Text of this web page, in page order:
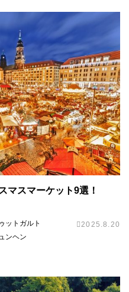
マスマーケット9選！
ットガルト
ンヘン
2025.8.20